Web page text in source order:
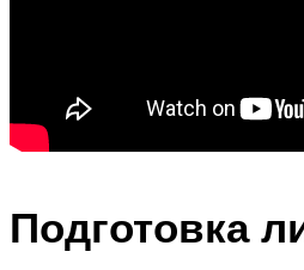
Подготовка